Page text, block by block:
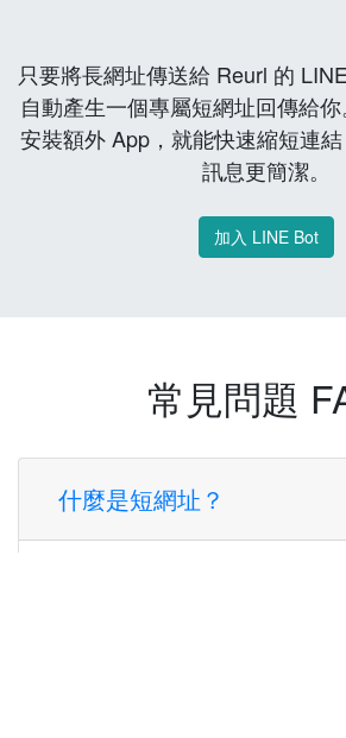
只要將長網址傳送給 Reurl 的
自動產生一個專屬短網址回傳給
安裝額外 App，就能快速縮短連結
訊息更簡潔。
加入 LINE Bot
常見問題
什麼是短網址？